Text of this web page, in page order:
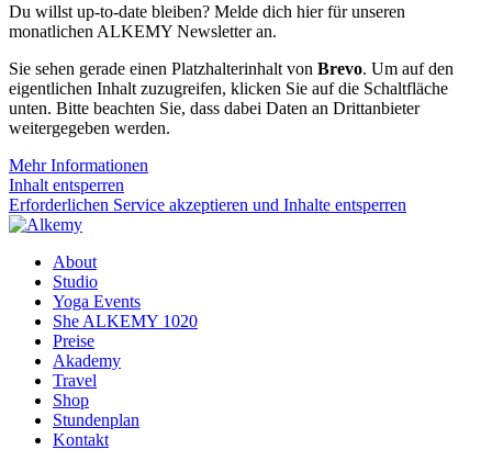
Du willst up-to-date bleiben? Melde dich hier für unseren
monatlichen ALKEMY Newsletter an.
Sie sehen gerade einen Platzhalterinhalt von Brevo. Um auf den
eigentlichen Inhalt zuzugreifen, klicken Sie auf die Schaltfläche
unten. Bitte beachten Sie, dass dabei Daten an Drittanbieter
weitergegeben werden.
Mehr Informationen
Inhalt entsperren
Erforderlichen Service akzeptieren und Inhalte entsperren
About
Studio
Yoga Events
She ALKEMY 1020
Preise
Akademy
Travel
Shop
Stundenplan
Kontakt